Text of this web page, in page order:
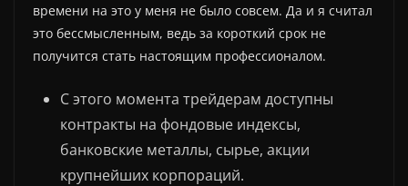
времени на это у меня не было совсем. Да и я считал
это бессмысленным, ведь за короткий срок не
получится стать настоящим профессионалом.
С этого момента трейдерам доступны
контракты на фондовые индексы,
банковские металлы, сырье, акции
крупнейших корпораций.